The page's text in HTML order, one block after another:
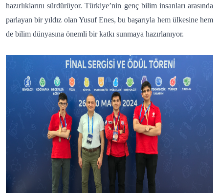
hazırlıklarını sürdürüyor. Türkiye’nin genç bilim insanları arasında
parlayan bir yıldız olan Yusuf Enes, bu başarıyla hem ülkesine hem
de bilim dünyasına önemli bir katkı sunmaya hazırlanıyor.